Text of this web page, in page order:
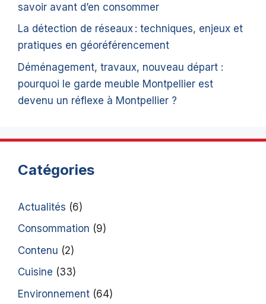
savoir avant d’en consommer
La détection de réseaux : techniques, enjeux et
pratiques en géoréférencement
Déménagement, travaux, nouveau départ :
pourquoi le garde meuble Montpellier est
devenu un réflexe à Montpellier ?
Catégories
Actualités (6)
Consommation (9)
Contenu (2)
Cuisine (33)
Environnement (64)